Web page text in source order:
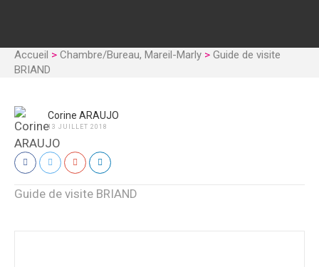
Accueil > Chambre/Bureau, Mareil-Marly > Guide de visite
BRIAND
Corine ARAUJO
13 JUILLET 2018
Guide de visite BRIAND